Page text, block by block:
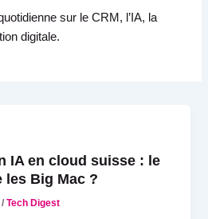
sur le CRM, l’IA, la
digitale.
IA en cloud suisse : le
les Big Mac ?
/Tech Digest